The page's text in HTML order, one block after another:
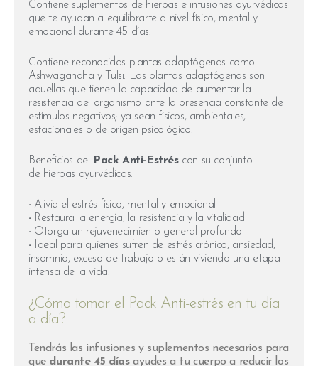
Contiene suplementos de hierbas e infusiones ayurvédicas
que te ayudan a equilibrarte a nivel físico, mental y
emocional durante 45 días:
Contiene reconocidas plantas adaptógenas como
Ashwagandha y Tulsi. Las plantas adaptógenas son
aquellas que tienen la capacidad de aumentar la
resistencia del organismo ante la presencia constante de
estímulos negativos; ya sean físicos, ambientales,
estacionales o de origen psicológico.
Beneficios del Pack Anti-Estréscon su conjunto
de hierbas ayurvédicas:
· Alivia el estrés físico, mental y emocional
· Restaura la energía, la resistencia y la vitalidad
· Otorga un rejuvenecimiento general profundo
· Ideal para quienes sufren de estrés crónico, ansiedad,
insomnio, exceso de trabajo o están viviendo una etapa
intensa de la vida.
¿Cómo tomar el Pack Anti-estrés en tu día
a día?
Tendrás las infusiones y suplementos necesarios para
que durante 45 díasayudes a tu cuerpo a reducir los